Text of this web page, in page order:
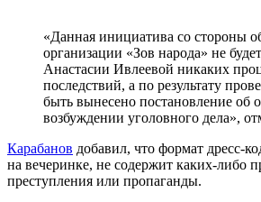
«Данная инициатива со стороны
организации «Зов народа» не
Анастасии Ивлеевой никаких
последствий, а по результату
быть вынесено постановление об
возбуждении уголовного дела»,
Карабанов добавил, что формат дресс-
на вечеринке, не содержит каких-либо
преступления или пропаганды.